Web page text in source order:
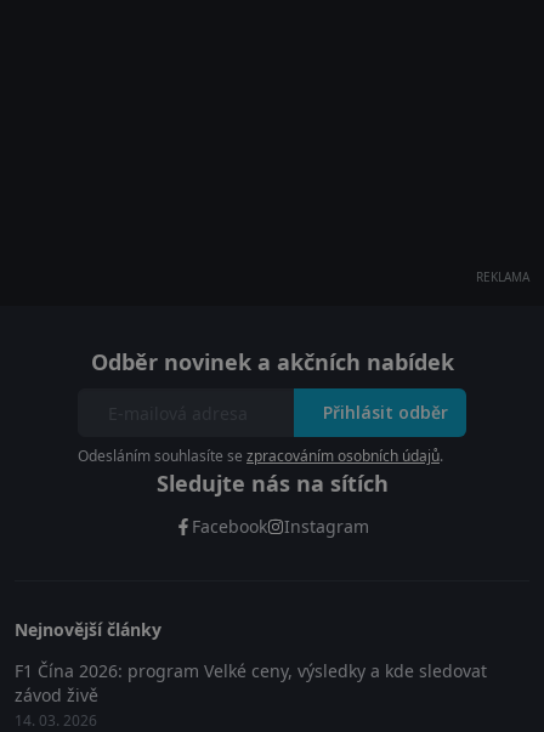
REKLAMA
Odběr novinek a akčních nabídek
Přihlásit odběr
Odesláním souhlasíte se zpracováním osobních údajů.
Sledujte nás na sítích
Facebook Instagram
Nejnovější články
F1 Čína 2026: program Velké ceny, výsledky a kde sledovat
závod živě
14. 03. 2026